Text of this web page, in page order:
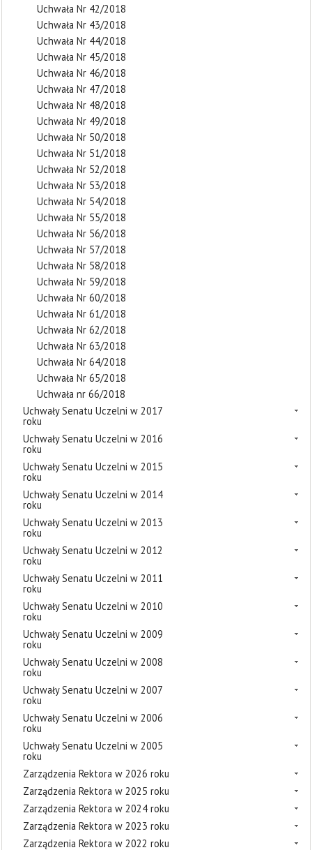
Uchwała Nr 42/2018
Uchwała Nr 43/2018
Uchwała Nr 44/2018
Uchwała Nr 45/2018
Uchwała Nr 46/2018
Uchwała Nr 47/2018
Uchwała Nr 48/2018
Uchwała Nr 49/2018
Uchwała Nr 50/2018
Uchwała Nr 51/2018
Uchwała Nr 52/2018
Uchwała Nr 53/2018
Uchwała Nr 54/2018
Uchwała Nr 55/2018
Uchwała Nr 56/2018
Uchwała Nr 57/2018
Uchwała Nr 58/2018
Uchwała Nr 59/2018
Uchwała Nr 60/2018
Uchwała Nr 61/2018
Uchwała Nr 62/2018
Uchwała Nr 63/2018
Uchwała Nr 64/2018
Uchwała Nr 65/2018
Uchwała nr 66/2018
Uchwały Senatu Uczelni w 2017
roku
Uchwały Senatu Uczelni w 2016
roku
Uchwały Senatu Uczelni w 2015
roku
Uchwały Senatu Uczelni w 2014
roku
Uchwały Senatu Uczelni w 2013
roku
Uchwały Senatu Uczelni w 2012
roku
Uchwały Senatu Uczelni w 2011
roku
Uchwały Senatu Uczelni w 2010
roku
Uchwały Senatu Uczelni w 2009
roku
Uchwały Senatu Uczelni w 2008
roku
Uchwały Senatu Uczelni w 2007
roku
Uchwały Senatu Uczelni w 2006
roku
Uchwały Senatu Uczelni w 2005
roku
Zarządzenia Rektora w 2026 roku
Zarządzenia Rektora w 2025 roku
Zarządzenia Rektora w 2024 roku
Zarządzenia Rektora w 2023 roku
Zarządzenia Rektora w 2022 roku